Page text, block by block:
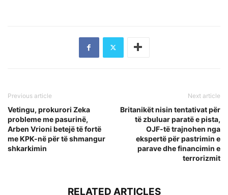
Previous article
Vetingu, prokurori Zeka
probleme me pasurinë,
Arben Vrioni betejë të fortë
me KPK-në për të shmangur
shkarkimin
Next article
Britanikët nisin tentativat për
të zbuluar paratë e pista,
OJF-të trajnohen nga
ekspertë për pastrimin e
parave dhe financimin e
terrorizmit
RELATED ARTICLES